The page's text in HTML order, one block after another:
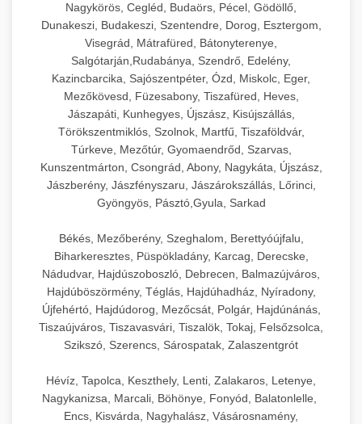
Nagykörös, Cegléd, Budaörs, Pécel, Gödöllő,
Dunakeszi, Budakeszi, Szentendre, Dorog, Esztergom,
Visegrád, Mátrafüred, Bátonyterenye,
Salgótarján,Rudabánya, Szendrő, Edelény,
Kazincbarcika, Sajószentpéter, Ózd, Miskolc, Eger,
Mezőkövesd, Füzesabony, Tiszafüred, Heves,
Jászapáti, Kunhegyes, Újszász, Kisújszállás,
Törökszentmiklós, Szolnok, Martfű, Tiszaföldvár,
Túrkeve, Mezőtúr, Gyomaendrőd, Szarvas,
Kunszentmárton, Csongrád, Abony, Nagykáta, Újszász,
Jászberény, Jászfényszaru, Jászárokszállás, Lőrinci,
Gyöngyös, Pásztó,Gyula, Sarkad
Békés, Mezőberény, Szeghalom, Berettyóújfalu,
Biharkeresztes, Püspökladány, Karcag, Derecske,
Nádudvar, Hajdúszoboszló, Debrecen, Balmazújváros,
Hajdúböszörmény, Téglás, Hajdúhadház, Nyíradony,
Újfehértó, Hajdúdorog, Mezőcsát, Polgár, Hajdúnánás,
Tiszaújváros, Tiszavasvári, Tiszalök, Tokaj, Felsőzsolca,
Szikszó, Szerencs, Sárospatak, Zalaszentgrót
Hévíz, Tapolca, Keszthely, Lenti, Zalakaros, Letenye,
Nagykanizsa, Marcali, Böhönye, Fonyód, Balatonlelle,
Encs, Kisvárda, Nagyhalász, Vásárosnamény,